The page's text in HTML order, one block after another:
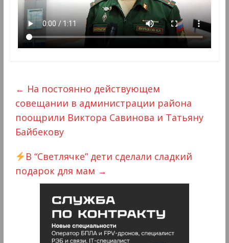
← На постоянно действующем
совещании в администрации района
поощрили Виктора Савинова и Татьяну
Байбекову
В “Светлячке” дети сделали сладкий
подарок для мам →